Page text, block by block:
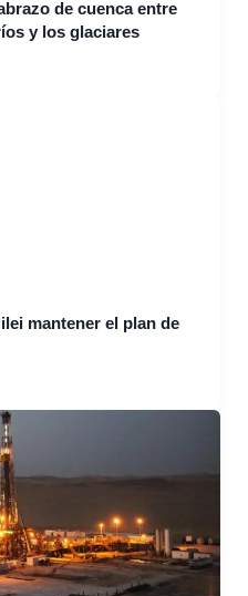
de cuenca entre
y los glaciares
mantener el plan de